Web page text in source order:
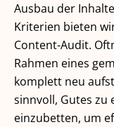
Ausbau der
Kriterien bieten
Content-Audit.
Rahmen eines
komplett neu
sinnvoll, Gutes zu
einzubetten, um